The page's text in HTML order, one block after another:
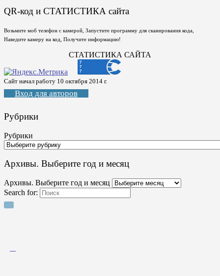
QR-код и СТАТИСТИКА сайта
Возьмите моб телефон с камерой, Запустите программу для сканирования кода,
Наведите камеру на код, Получите информацию!
СТАТИСТИКА САЙТА
Сайт начал работу 10 октября 2014 г.
Вход для авторов
Рубрики
Рубрики
Архивы. Выберите год и месяц
Архивы. Выберите год и месяц
Search for: